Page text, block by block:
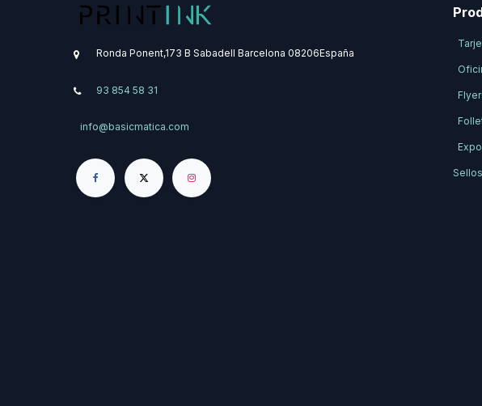
Ronda Ponent,173 B Sabadell Barcelona 08206​España
93 854 58 31
info@basicmatica.com
Sellos